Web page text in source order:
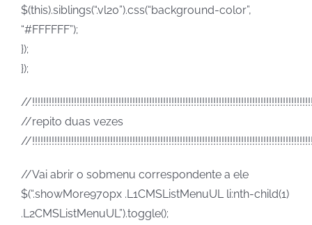
$(this).siblings(“.vl20”).css(“background-color”,
“#FFFFFF”);
});
});
//
//repito duas vezes
//
//Vai abrir o sobmenu correspondente a ele
$(“.showMore970px .L1CMSListMenuUL li:nth-child(1)
.L2CMSListMenuUL”).toggle();